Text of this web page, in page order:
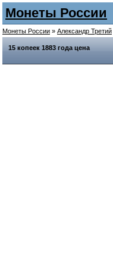
Монеты России
Монеты России » Александр Третий
15 копеек 1883 года цена